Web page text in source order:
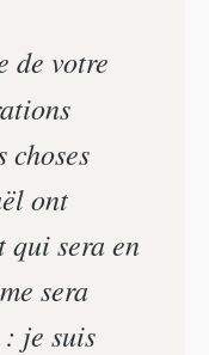
de votre
choses
ont
qui sera en
sera
je suis